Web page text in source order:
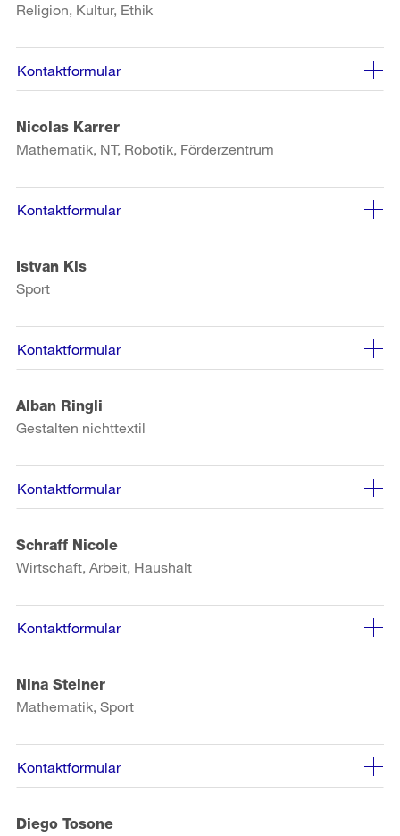
Religion, Kultur, Ethik
Kontaktformular
Nicolas Karrer
Mathematik, NT, Robotik, Förderzentrum
Kontaktformular
Istvan Kis
Sport
Kontaktformular
Alban Ringli
Gestalten nichttextil
Kontaktformular
Schraff Nicole
Wirtschaft, Arbeit, Haushalt
Kontaktformular
Nina Steiner
Mathematik, Sport
Kontaktformular
Diego Tosone